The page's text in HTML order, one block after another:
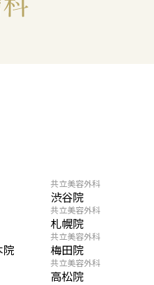
共立美容外科
渋谷院
共立美容外科
札幌院
院
共立美容外科
梅田院
共立美容外科
高松院